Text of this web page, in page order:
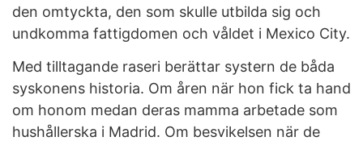
den omtyckta, den som skulle utbilda sig och
undkomma fattigdomen och våldet i Mexico City.
Med tilltagande raseri berättar systern de båda
syskonens historia. Om åren när hon fick ta hand
om honom medan deras mamma arbetade som
hushållerska i Madrid. Om besvikelsen när de